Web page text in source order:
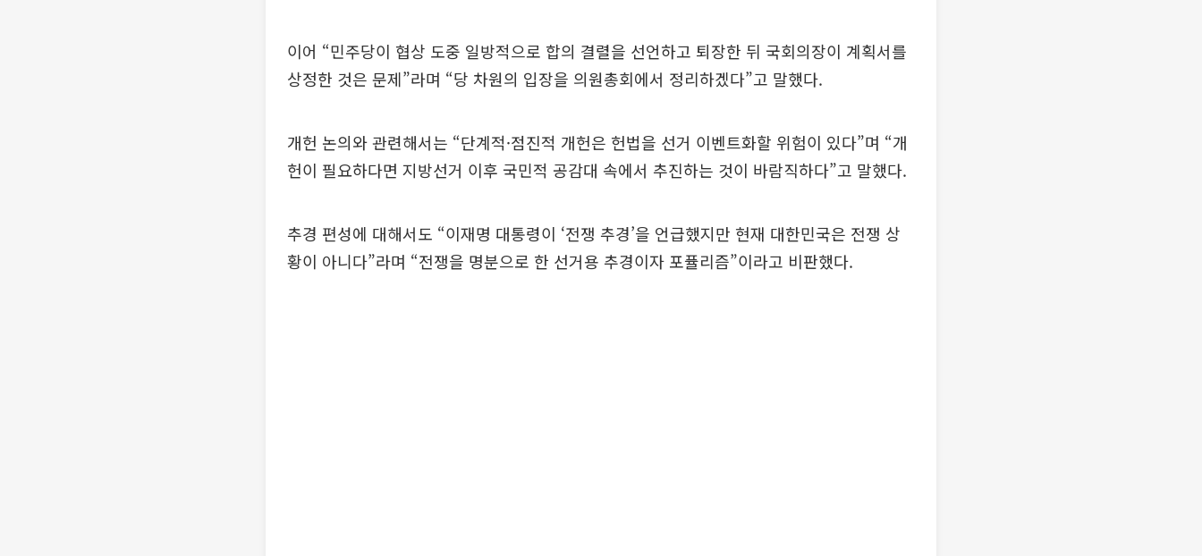
이어 “민주당이 협상 도중 일방적으로 합의 결렬을 선언하고 퇴장한 뒤 국회의장이 계획서를
상정한 것은 문제”라며 “당 차원의 입장을 의원총회에서 정리하겠다”고 말했다.
개헌 논의와 관련해서는 “단계적·점진적 개헌은 헌법을 선거 이벤트화할 위험이 있다”며 “개
헌이 필요하다면 지방선거 이후 국민적 공감대 속에서 추진하는 것이 바람직하다”고 말했다.
추경 편성에 대해서도 “이재명 대통령이 ‘전쟁 추경’을 언급했지만 현재 대한민국은 전쟁 상
황이 아니다”라며 “전쟁을 명분으로 한 선거용 추경이자 포퓰리즘”이라고 비판했다.